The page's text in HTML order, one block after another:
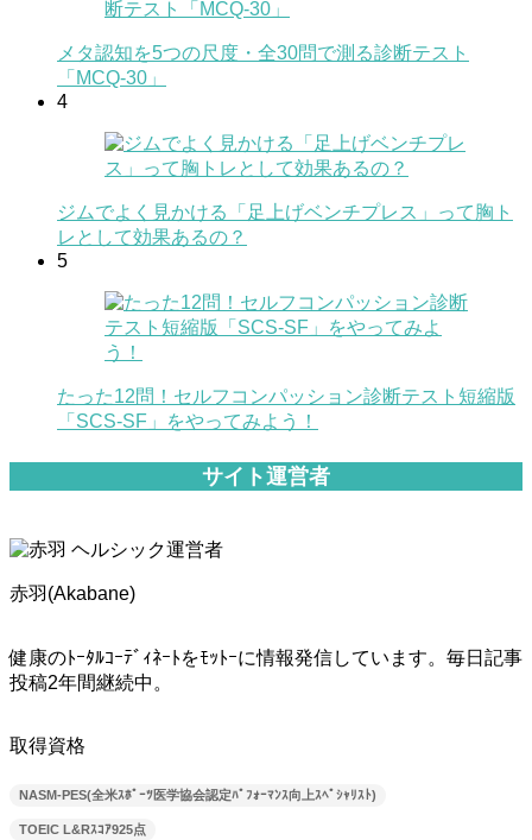
メタ認知を5つの尺度・全30問で測る診断テスト
「MCQ-30」
4
ジムでよく見かける「足上げベンチプレス」って胸ト
レとして効果あるの？
5
たった12問！セルフコンパッション診断テスト短縮版
「SCS-SF」をやってみよう！
サイト運営者
赤羽(Akabane)
健康のﾄｰﾀﾙｺｰﾃﾞｨﾈｰﾄをﾓｯﾄｰに情報発信しています。毎日記事
投稿2年間継続中。
取得資格
NASM-PES(全米ｽﾎﾟｰﾂ医学協会認定ﾊﾟﾌｫｰﾏﾝｽ向上ｽﾍﾟｼｬﾘｽﾄ)
TOEIC L&Rｽｺｱ925点